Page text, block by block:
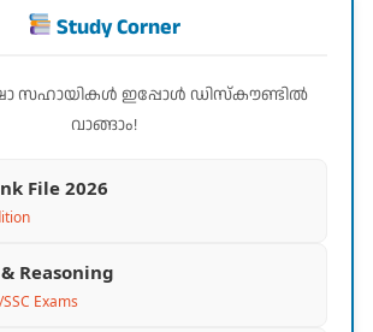
Study Corner
സഹായികൾ ഇപ്പോൾ ഡിസ്കൗണ്ടിൽ
വാങ്ങാം!
File 2026
Reasoning
Exams